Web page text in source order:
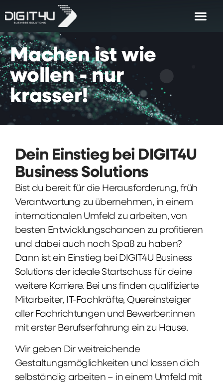
Machen ist wie
wollen - nur
krasser!
Dein Einstieg bei DIGIT4U
Business Solutions
Bist du bereit für die Herausforderung, früh
Verantwortung zu übernehmen, in einem
internationalen Umfeld zu arbeiten, von
besten Entwicklungschancen zu profitieren
und dabei auch noch Spaß zu haben?
Dann ist ein Einstieg bei DIGIT4U Business
Solutions der ideale Startschuss für deine
weitere Karriere. Bei uns finden qualifizierte
Mitarbeiter, IT-Fachkräfte, Quereinsteiger
aller Fachrichtungen und Bewerber:innen
mit erster Berufserfahrung ein zu Hause.
Wir geben Dir weitreichende
Gestaltungsmöglichkeiten und lassen dich
selbständig arbeiten – in einem Umfeld mit